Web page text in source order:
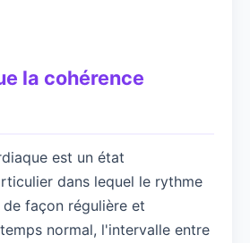
la cohérence
est un état
dans lequel le rythme
façon régulière et
normal, l'intervalle entre